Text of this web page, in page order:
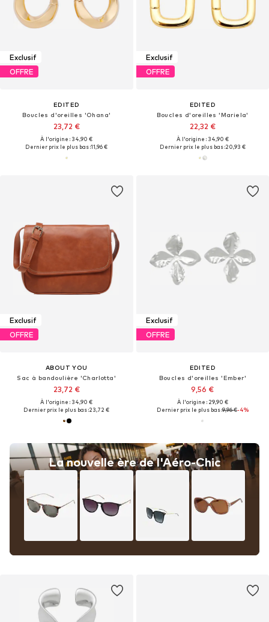
Exclusif
OFFRE
EDITED
Boucles d'oreilles 'Ohana'
23,72 €
À l'origine : 34,90 €
Dernier prix le plus bas :11,96 €
Exclusif
OFFRE
EDITED
Boucles d'oreilles 'Mariela'
22,32 €
À l'origine : 34,90 €
Dernier prix le plus bas :20,93 €
Exclusif
OFFRE
ABOUT YOU
Sac à bandoulière 'Charlotta'
23,72 €
À l'origine : 34,90 €
Dernier prix le plus bas :23,72 €
La nouvelle ère de l'Aéro-Chic
Exclusif
OFFRE
EDITED
Boucles d'oreilles 'Ember'
9,56 €
À l'origine : 29,90 €
Dernier prix le plus bas :9,96 €-4%